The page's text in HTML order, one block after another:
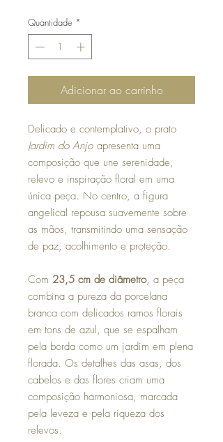
Quantidade *
Adicionar ao carrinho
Delicado e contemplativo, o prato
Jardim do Anjo apresenta uma
composição que une serenidade,
relevo e inspiração floral em uma
única peça. No centro, a figura
angelical repousa suavemente sobre
as mãos, transmitindo uma sensação
de paz, acolhimento e proteção.
Com 23,5 cm de diâmetro, a peça
combina a pureza da porcelana
branca com delicados ramos florais
em tons de azul, que se espalham
pela borda como um jardim em plena
florada. Os detalhes das asas, dos
cabelos e das flores criam uma
composição harmoniosa, marcada
pela leveza e pela riqueza dos
relevos.